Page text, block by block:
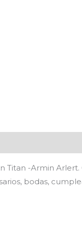
Titan -Armin
bodas,